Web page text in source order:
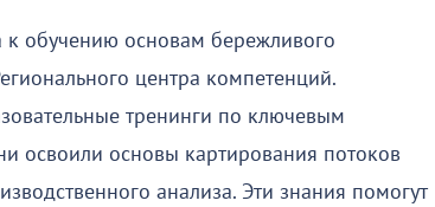
к обучению основам бережливого
центра компетенций.
тренинги по ключевым
освоили основы картирования потоков
анализа. Эти знания помогут